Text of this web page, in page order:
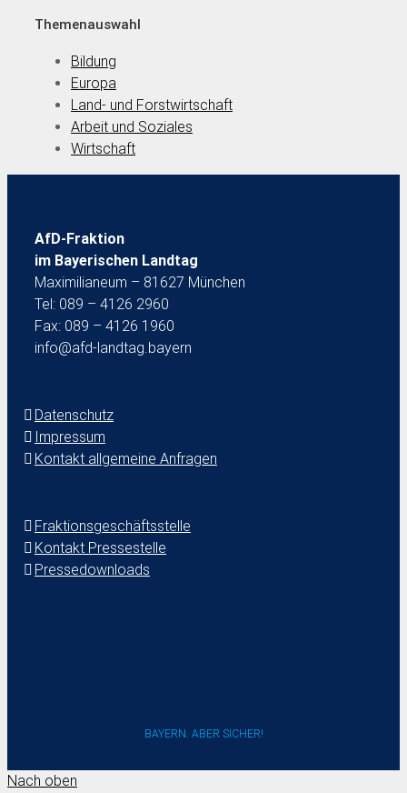
Themenauswahl
Bildung
Europa
Land- und Forstwirtschaft
Arbeit und Soziales
Wirtschaft
AfD-Fraktion
im Bayerischen Landtag
Maximilianeum – 81627 München
Tel: 089 – 4126 2960
Fax: 089 – 4126 1960
info@afd-landtag.bayern
Datenschutz
Impressum
Kontakt allgemeine Anfragen
Fraktionsgeschäftsstelle
Kontakt Pressestelle
Pressedownloads
BAYERN. ABER SICHER!
Nach oben